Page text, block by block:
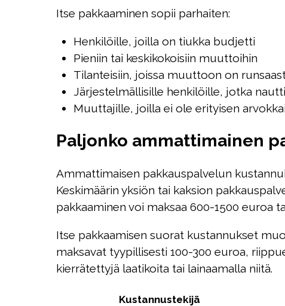
Itse pakkaaminen sopii parhaiten:
Henkilöille, joilla on tiukka budjetti
Pieniin tai keskikokoisiin muuttoihin
Tilanteisiin, joissa muuttoon on
Järjestelmällisille henkilöille, jotka
Muuttajille, joilla ei ole erityisen
Paljonko ammattimainen
Ammattimaisen pakkauspalvelun
Keskimäärin yksiön tai kaksion
pakkaaminen voi maksaa 600-1500 euroa
Itse pakkaamisen suorat kustannukset
maksavat tyypillisesti 100-300 euroa,
kierrätettyjä laatikoita tai lainaamalla niitä.
Kustannustekijä